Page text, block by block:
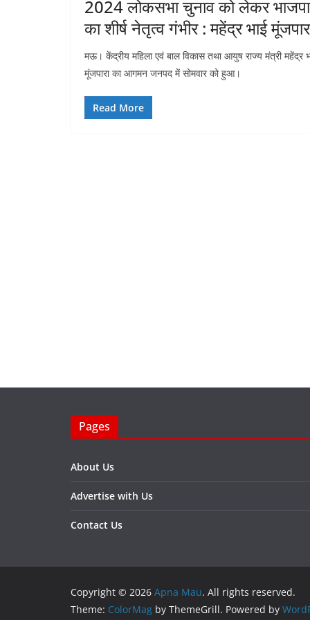
2024 लोकसभा चुनाव को लेकर भाजपा
का शीर्ष नेतृत्व गंभीर : महेंद्र भाई
मऊ‌। केंद्रीय महिला एवं बाल विकास तथा आयुष राज्य मंत्री महेंद्र
मूंजपारा का आगमन जनपद में सोमवार को हुआ।
Read More
Pages
About Us
Advertise with Us
Contact Us
Copyright © 2026 Apna Mau. All rights reserved.
Theme: ColorMag by ThemeGrill. Powered by